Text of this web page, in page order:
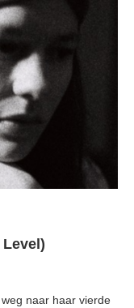
naar haar vierde